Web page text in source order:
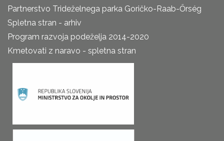
Partnerstvo Trideželnega parka Goričko-Raab-Őrség
Spletna stran - arhiv
Program razvoja podeželja 2014-2020
Kmetovati z naravo - spletna stran